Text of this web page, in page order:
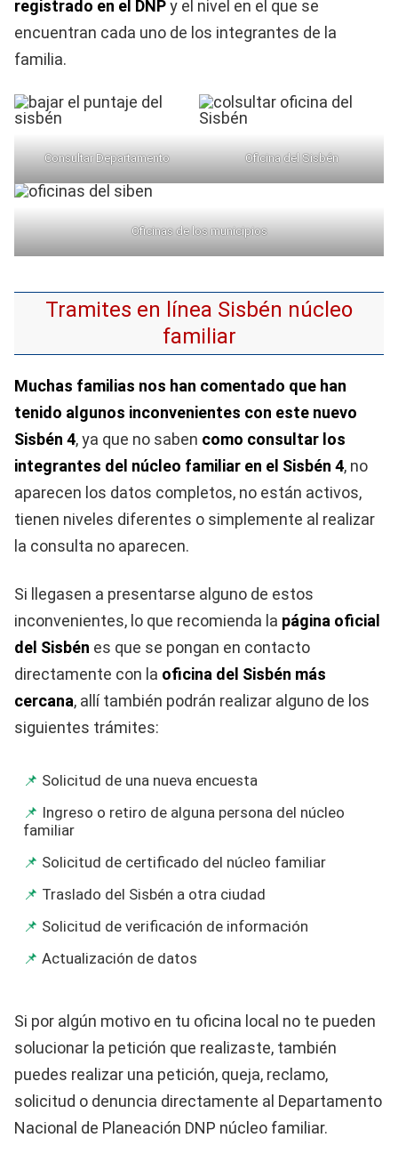
registrado en el DNPy el nivel en el que se
encuentran cada uno de los integrantes de la
familia.
Consultar Departamento Oficina del Sisbén
Oficinas de los municipios
Tramites en línea Sisbén núcleo
familiar
Muchas familias nos han comentado que han
tenido algunos inconvenientes con este nuevo
Sisbén 4, ya que no saben como consultar los
integrantes del núcleo familiar en el Sisbén 4, no
aparecen los datos completos, no están activos,
tienen niveles diferentes o simplemente al realizar
la consulta no aparecen.
Si llegasen a presentarse alguno de estos
inconvenientes, lo que recomienda la página oficial
del Sisbén es que se pongan en contacto
directamente con la oficina del Sisbén más
cercana, allí también podrán realizar alguno de los
siguientes trámites:
Solicitud de una nueva encuesta
Ingreso o retiro de alguna persona del núcleo
familiar
Solicitud de certificado del núcleo familiar
Traslado del Sisbén a otra ciudad
Solicitud de verificación de información
Actualización de datos
Si por algún motivo en tu oficina local no te pueden
solucionar la petición que realizaste, también
puedes realizar una petición, queja, reclamo,
solicitud o denuncia directamente al Departamento
Nacional de Planeación DNP núcleo familiar.